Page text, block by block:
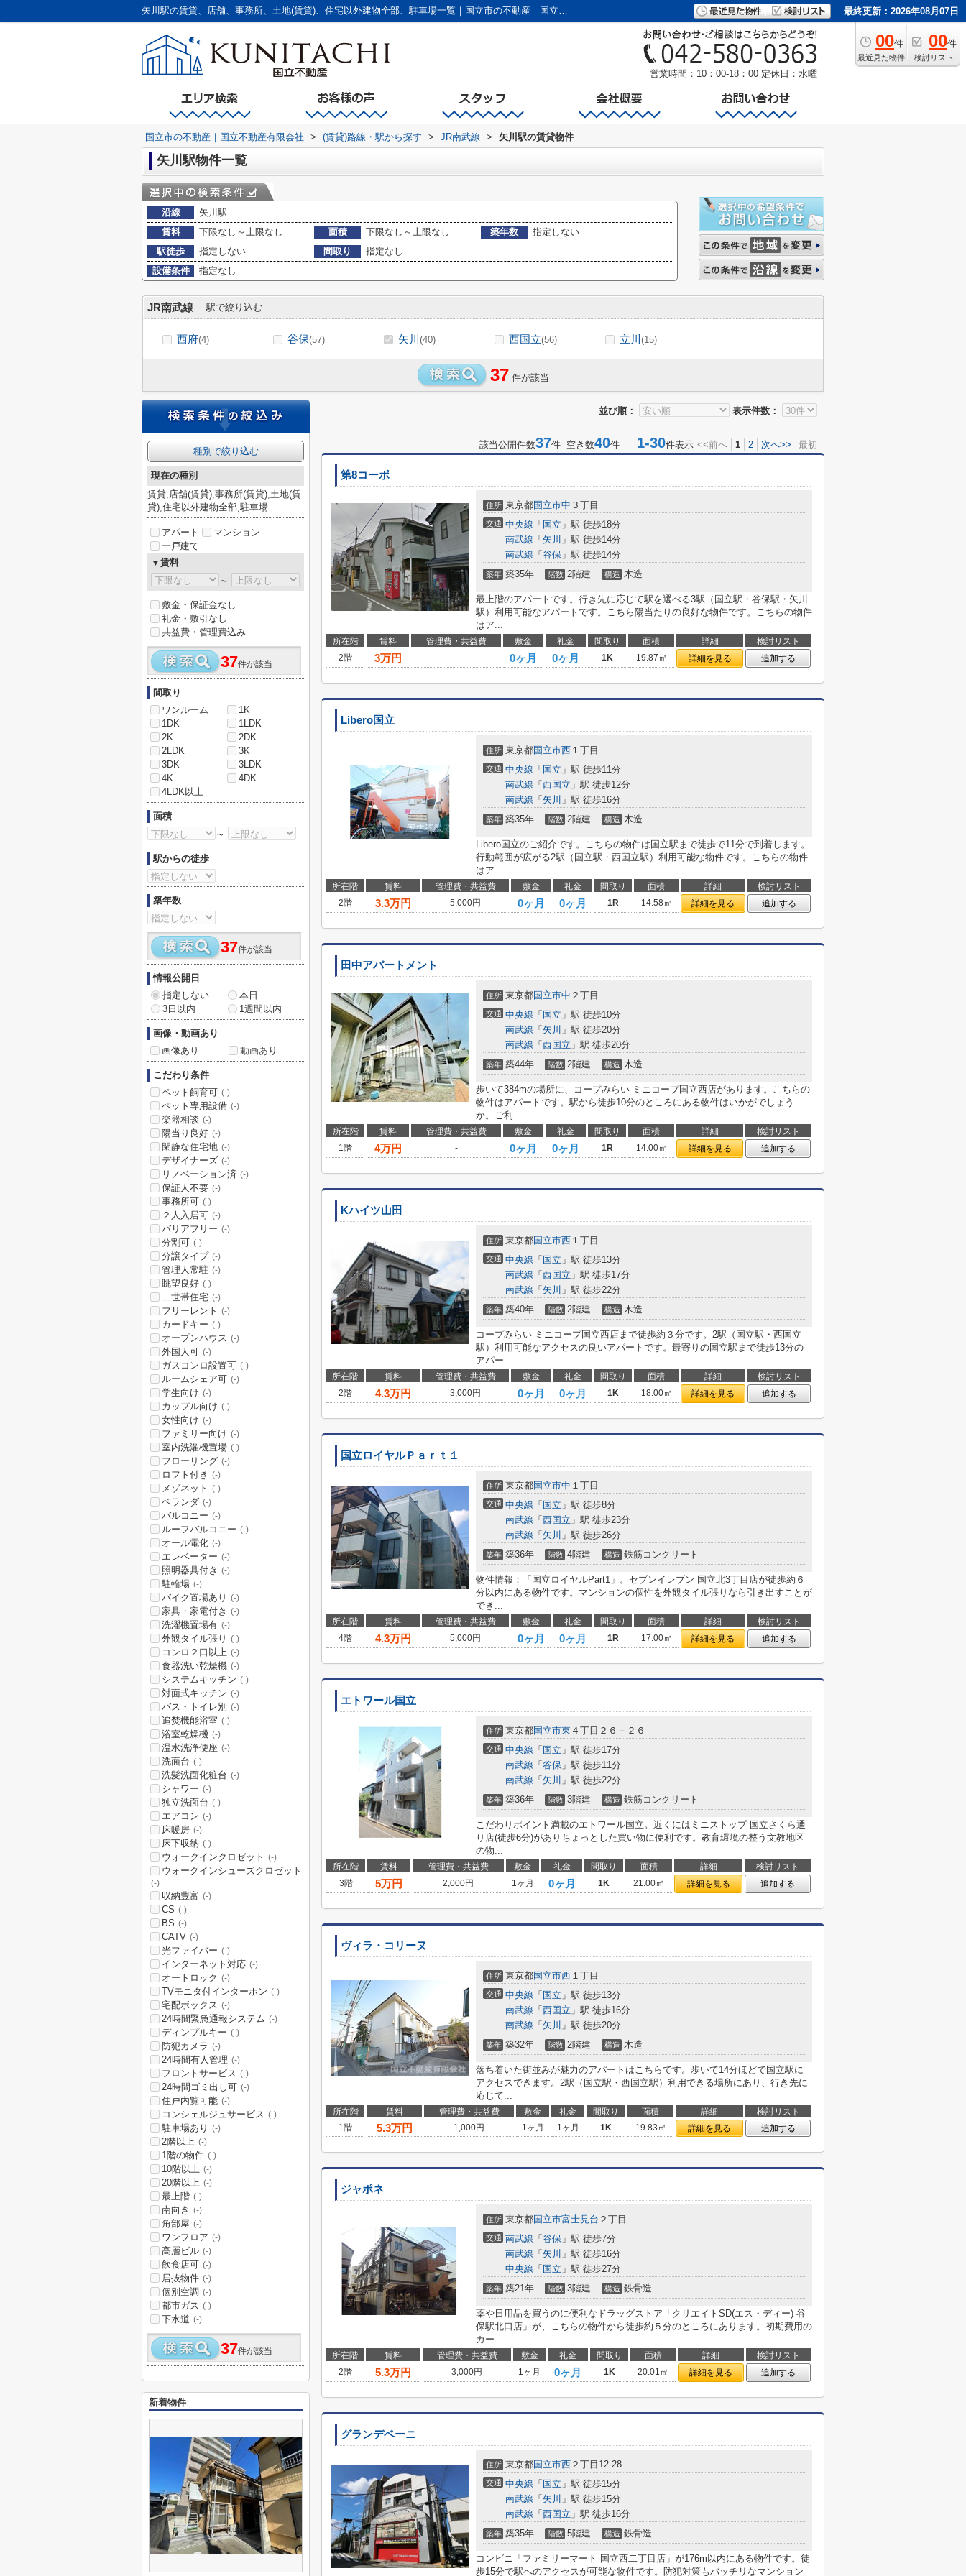
矢川駅の賃貸、店舗、事務所、土地(賃貸)、住宅以外建物全部、駐車場一覧｜国立市の不動産｜国立不動産有限会社 最終更新：2026年08月07日
00件
最近見た物件
00件
検討リスト
営業時間：10：00-18：00 定休日：水曜
国立市の不動産｜国立不動産有限会社 > (賃貸)路線・駅から探す > JR南武線 > 矢川駅の賃貸物件
矢川駅物件一覧
沿線
矢川駅
賃料
下限なし～上限なし 面積 下限なし～上限なし 築年数
指定しない
駅徒歩
指定しない 間取り
指定なし
設備条件
指定なし
JR南武線 駅で絞り込む
西府(4) 谷保(57) 矢川 (40) 西国立(56) 立川 (15)
37 件が該当
並び順： 表示件数：
該当公開件数37件 空き数40件 1-30件表示 <<前へ 1 2 次へ>> 最初
第8コーポ
住所 東京都国立市中 ３丁目
交通 中央線 「 国立 」駅 徒歩18分
南武線 「 矢川 」駅 徒歩14分
南武線 「 谷保 」駅 徒歩14分
築年 築35年 階数 2階建 構造 木造
最上階のアパートです。行き先に応じて駅を選べる3駅（国立駅・谷保駅・矢川
駅）利用可能なアパートです。こちら陽当たりの良好な物件です。こちらの物件
はア...
所在階 賃料 管理費・共益費 敷金 礼金 間取り 面積 詳細
検討リスト
2階
3万円 - 0ヶ月 0ヶ月 1K 19.87㎡ 詳細を見る 追加する
Libero国立
住所 東京都国立市西 １丁目
交通 中央線 「 国立 」駅 徒歩11分
南武線 「 西国立 」駅 徒歩12分
南武線 「 矢川 」駅 徒歩16分
築年 築35年 階数 2階建 構造 木造
Libero国立のご紹介です。こちらの物件は国立駅まで徒歩で11分で到着します。
行動範囲が広がる2駅（国立駅・西国立駅）利用可能な物件です。こちらの物件
はア...
所在階 賃料 管理費・共益費 敷金 礼金 間取り 面積 詳細
検討リスト
2階
3.3万円 5,000円 0ヶ月 0ヶ月 1R 14.58㎡ 詳細を見る 追加する
田中アパートメント
住所 東京都国立市中 ２丁目
交通 中央線 「 国立 」駅 徒歩10分
南武線 「 矢川 」駅 徒歩20分
南武線 「 西国立 」駅 徒歩20分
築年 築44年 階数 2階建 構造 木造
歩いて384mの場所に、コープみらい ミニコープ国立西店があります。こちらの
物件はアパートです。駅から徒歩10分のところにある物件はいかがでしょう
か。ご利...
所在階 賃料 管理費・共益費 敷金 礼金 間取り 面積 詳細
検討リスト
1階
4万円 - 0ヶ月 0ヶ月 1R 14.00㎡ 詳細を見る 追加する
Kハイツ山田
住所 東京都国立市西 １丁目
交通 中央線 「 国立 」駅 徒歩13分
南武線 「 西国立 」駅 徒歩17分
南武線 「 矢川 」駅 徒歩22分
築年 築40年 階数 2階建 構造 木造
コープみらい ミニコープ国立西店まで徒歩約３分です。2駅（国立駅・西国立
駅）利用可能なアクセスの良いアパートです。最寄りの国立駅まで徒歩13分の
アパー...
所在階 賃料 管理費・共益費 敷金 礼金 間取り 面積 詳細
検討リスト
2階
4.3万円 3,000円 0ヶ月 0ヶ月 1K 18.00㎡ 詳細を見る 追加する
国立ロイヤルＰａｒｔ１
住所 東京都国立市中 １丁目
交通 中央線 「 国立 」駅 徒歩8分
南武線 「 西国立 」駅 徒歩23分
南武線 「 矢川 」駅 徒歩26分
築年 築36年 階数 4階建 構造 鉄筋コンクリート
物件情報：「国立ロイヤルPart1」。セブンイレブン 国立北3丁目店が徒歩約６
分以内にある物件です。マンションの個性を外観タイル張りなら引き出すことが
でき...
所在階 賃料 管理費・共益費 敷金 礼金 間取り 面積 詳細
検討リスト
4階
4.3万円 5,000円 0ヶ月 0ヶ月 1R 17.00㎡ 詳細を見る 追加する
エトワール国立
住所 東京都国立市東 ４丁目２６－２６
交通 中央線 「 国立 」駅 徒歩17分
南武線 「 谷保 」駅 徒歩11分
南武線 「 矢川 」駅 徒歩22分
築年 築36年 階数 3階建 構造 鉄筋コンクリート
こだわりポイント満載のエトワール国立。近くにはミニストップ 国立さくら通
り店(徒歩6分)がありちょっとした買い物に便利です。教育環境の整う文教地区
の物...
所在階 賃料 管理費・共益費 敷金 礼金 間取り 面積 詳細
検討リスト
3階
5万円 2,000円 1ヶ月 0ヶ月 1K 21.00㎡ 詳細を見る 追加する
ヴィラ・コリーヌ
住所 東京都国立市西 １丁目
交通 中央線 「 国立 」駅 徒歩13分
南武線 「 西国立 」駅 徒歩16分
南武線 「 矢川 」駅 徒歩20分
築年 築32年 階数 2階建 構造 木造
落ち着いた街並みが魅力のアパートはこちらです。歩いて14分ほどで国立駅に
アクセスできます。2駅（国立駅・西国立駅）利用できる場所にあり、行き先に
応じて...
所在階 賃料 管理費・共益費 敷金 礼金 間取り 面積 詳細
検討リスト
1階
5.3万円 1,000円 1ヶ月 1ヶ月 1K 19.83㎡ 詳細を見る 追加する
ジャポネ
住所 東京都国立市富士見台 ２丁目
交通 南武線 「 谷保 」駅 徒歩7分
南武線 「 矢川 」駅 徒歩16分
中央線 「 国立 」駅 徒歩27分
築年 築21年 階数 3階建 構造 鉄骨造
薬や日用品を買うのに便利なドラッグストア「クリエイトSD(エス・ディー) 谷
保駅北口店」が、こちらの物件から徒歩約５分のところにあります。初期費用の
カー...
所在階 賃料 管理費・共益費 敷金 礼金 間取り 面積 詳細
検討リスト
2階
5.3万円 3,000円 1ヶ月 0ヶ月 1K 20.01㎡ 詳細を見る 追加する
グランデベーニ
住所 東京都国立市西 ２丁目12-28
交通 中央線 「 国立 」駅 徒歩15分
南武線 「 矢川 」駅 徒歩15分
南武線 「 西国立 」駅 徒歩16分
築年 築35年 階数 5階建 構造 鉄骨造
コンビニ「ファミリーマート 国立西二丁目店」が176m以内にある物件です。徒
歩15分で駅へのアクセスが可能な物件です。防犯対策もバッチリなマンション
種別で絞り込む
現在の種別
賃貸,店舗(賃貸),事務所(賃貸),土地(賃
貸),住宅以外建物全部,駐車場
アパート
マンション
一戸建て
▼賃料
～
敷金・保証金なし
礼金・敷引なし
共益費・管理費込み
37件が該当
間取り
ワンルーム
1K
1DK
1LDK
2K
2DK
2LDK
3K
3DK
3LDK
4K
4DK
4LDK以上
面積
～
駅からの徒歩
築年数
37件が該当
情報公開日
指定しない
本日
3日以内
1週間以内
画像・動画あり
画像あり
動画あり
こだわり条件
ペット飼育可 (-)
ペット専用設備 (-)
楽器相談 (-)
陽当り良好 (-)
閑静な住宅地 (-)
デザイナーズ (-)
リノベーション済 (-)
保証人不要 (-)
事務所可 (-)
２人入居可 (-)
バリアフリー (-)
分割可 (-)
分譲タイプ (-)
管理人常駐 (-)
眺望良好 (-)
二世帯住宅 (-)
フリーレント (-)
カードキー (-)
オープンハウス (-)
外国人可 (-)
ガスコンロ設置可 (-)
ルームシェア可 (-)
学生向け (-)
カップル向け (-)
女性向け (-)
ファミリー向け (-)
室内洗濯機置場 (-)
フローリング (-)
ロフト付き (-)
メゾネット (-)
ベランダ (-)
バルコニー (-)
ルーフバルコニー (-)
オール電化 (-)
エレベーター (-)
照明器具付き (-)
駐輪場 (-)
バイク置場あり (-)
家具・家電付き (-)
洗濯機置場有 (-)
外観タイル張り (-)
コンロ２口以上 (-)
食器洗い乾燥機 (-)
システムキッチン (-)
対面式キッチン (-)
バス・トイレ別 (-)
追焚機能浴室 (-)
浴室乾燥機 (-)
温水洗浄便座 (-)
洗面台 (-)
洗髪洗面化粧台 (-)
シャワー (-)
独立洗面台 (-)
エアコン (-)
床暖房 (-)
床下収納 (-)
ウォークインクロゼット (-)
ウォークインシューズクロゼット
(-)
収納豊富 (-)
CS (-)
BS (-)
CATV (-)
光ファイバー (-)
インターネット対応 (-)
オートロック (-)
TVモニタ付インターホン (-)
宅配ボックス (-)
24時間緊急通報システム (-)
ディンプルキー (-)
防犯カメラ (-)
24時間有人管理 (-)
フロントサービス (-)
24時間ゴミ出し可 (-)
住戸内覧可能 (-)
コンシェルジュサービス (-)
駐車場あり (-)
2階以上 (-)
1階の物件 (-)
10階以上 (-)
20階以上 (-)
最上階 (-)
南向き (-)
角部屋 (-)
ワンフロア (-)
高層ビル (-)
飲食店可 (-)
居抜物件 (-)
個別空調 (-)
都市ガス (-)
下水道 (-)
37件が該当
新着物件